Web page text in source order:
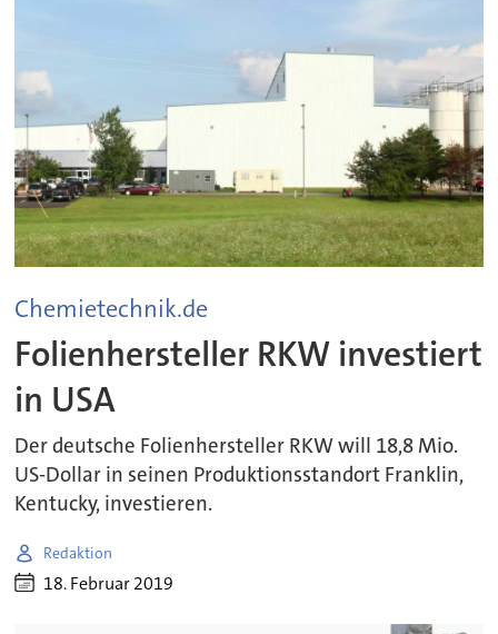
Chemietechnik.de
Folienhersteller RKW investiert
in USA
Der deutsche Folienhersteller RKW will 18,8 Mio.
US-Dollar in seinen Produktionsstandort Franklin,
Kentucky, investieren.
Redaktion
18. Februar 2019